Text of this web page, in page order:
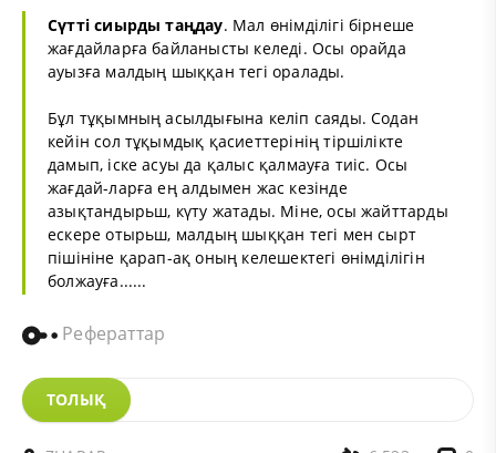
Сүтті сиырды таңдау. Мал өнімділігі бірнеше
жағдайларға байланысты келеді. Осы орайда
ауызға малдың шыққан тегі оралады.
Бұл тұқымның асылдығына келіп саяды. Содан
кейін сол тұқымдық қасиеттерінің тіршілікте
дамып, іске асуы да қалыс қалмауға тиіс. Осы
жағдай-ларға ең алдымен жас кезінде
азықтандырьш, күту жатады. Міне, осы жайттарды
ескере отырьш, малдың шыққан тегі мен сырт
пішініне қарап-ақ оның келешектегі өнімділігін
болжауға......
Рефераттар
ТОЛЫҚ